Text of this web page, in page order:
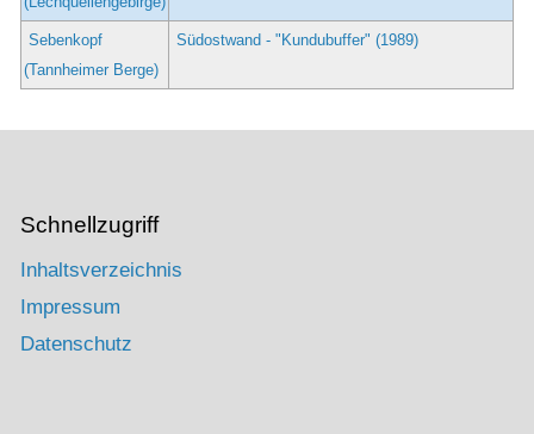
Sebenkopf
(Tannheimer Berge)
Südostwand - "Kundubuffer" (1989)
Schnellzugriff
Inhaltsverzeichnis
Impressum
Datenschutz